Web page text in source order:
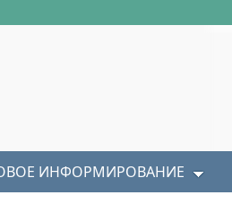
ИНФОРМИРОВАНИЕ